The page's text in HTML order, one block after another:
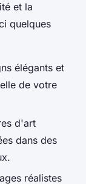
et la
quelques
élégants et
de votre
d'art
dans des
réalistes